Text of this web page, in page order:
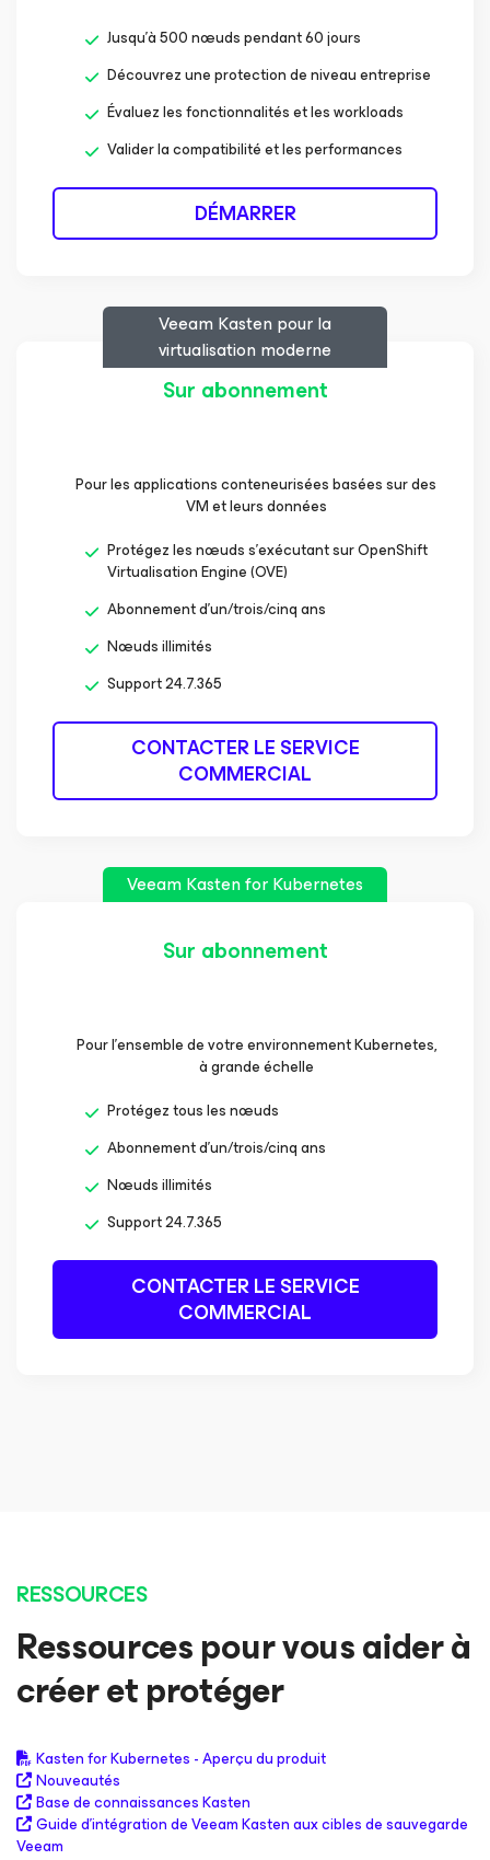
Jusqu’à 500 nœuds pendant 60 jours
Découvrez une protection de niveau entreprise
Évaluez les fonctionnalités et les workloads
Valider la compatibilité et les performances
DÉMARRER
VeeamKastenpour la
virtualisation moderne
Sur abonnement
Pour les applications conteneurisées basées sur des
VM et leurs données
Protégez les nœuds s’exécutant sur OpenShift
Virtualisation Engine (OVE)
Abonnement d’un/trois/cinq ans
Nœuds illimités
Support 24.7.365
CONTACTER LE SERVICE
COMMERCIAL
Veeam Kastenfor Kubernetes
Sur abonnement
Pour l’ensemble de votre environnement Kubernetes,
à grande échelle
Protégez tous les nœuds
Abonnement d’un/trois/cinq ans
Nœuds illimités
Support 24.7.365
CONTACTER LE SERVICE
COMMERCIAL
RESSOURCES
Ressources pour vous aider à
créer et protéger
Kasten for Kubernetes - Aperçu du produit
Nouveautés
Base de connaissances Kasten
Guide d’intégration de Veeam Kasten aux cibles de sauvegarde
Veeam